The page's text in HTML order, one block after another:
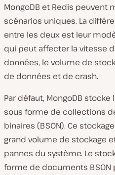
MongoDB et Redis peuvent
scénarios uniques. La
entre les deux est leur
qui peut affecter la vitesse
données, le volume de
de données et de crash.
Par défaut, MongoDB
sous forme de collections
binaires (BSON). Ce
grand volume de stockage
pannes du système. Le
forme de documents BSON